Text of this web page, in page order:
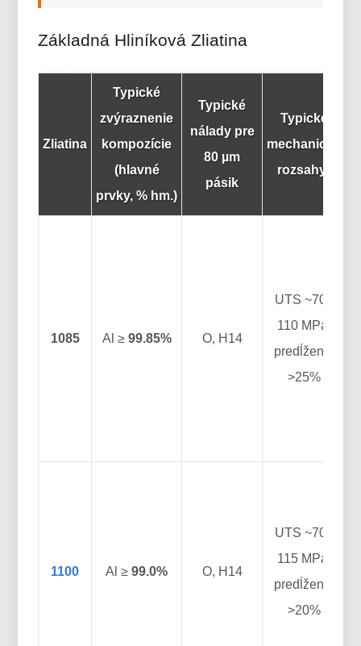
Základná Hliníková Zliatina
Zliatina
Typické
zvýraznenie
kompozície
(hlavné
prvky, % hm.)
Typické
nálady pre
80 µm
pásik
Typické
mechanické
rozsahy*
1085 Al ≥ 99.85% O, H14
UTS ~70–
110 MPa;
predĺženie
>25%
1100 Al ≥99.0% O, H14
UTS ~70–
115 MPa;
predĺženie
>20%